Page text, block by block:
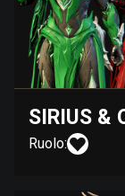
SIRIUS &
Ruolo: